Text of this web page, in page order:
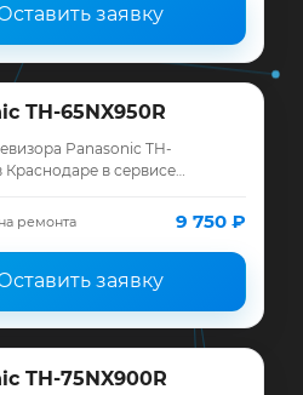
заявку
TH-65NX950R
Panasonic TH-
Краснодаре в сервисе
до ремонта, запчасти и
12 мес…
ремонта 9 750 ₽
заявку
TH-75NX900R